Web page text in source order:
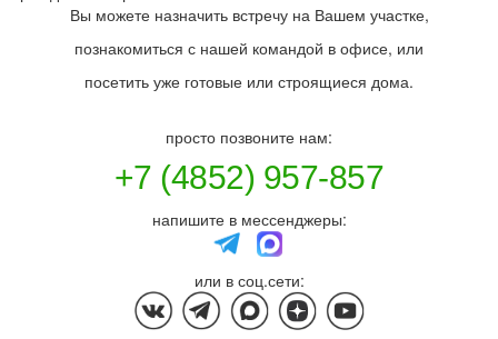
Вы можете назначить встречу на Вашем участке,
познакомиться с нашей командой в офисе, или
посетить уже готовые или строящиеся дома.
просто позвоните нам:
+7 (4852) 957-857
напишите в мессенджеры:
или в соц.сети: